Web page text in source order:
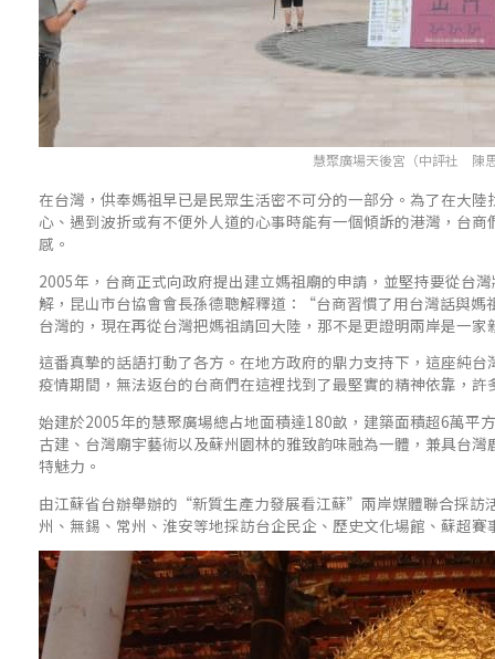
慧聚廣場天後宮（中評社 陳
在台灣，供奉媽祖早已是民眾生活密不可分的一部分。為了在大
心、遇到波折或有不便外人道的心事時能有一個傾訴的港灣，台
感。
2005年，台商正式向政府提出建立媽祖廟的申請，並堅持要從台
解，昆山市台協會會長孫德聰解釋道：“台商習慣了用台灣話與
台灣的，現在再從台灣把媽祖請回大陸，那不是更證明兩岸是一
這番真摯的話語打動了各方。在地方政府的鼎力支持下，這座純
疫情期間，無法返台的台商們在這裡找到了最堅實的精神依靠，
始建於2005年的慧聚廣場總占地面積達180畝，建築面積超6萬平
古建、台灣廟宇藝術以及蘇州園林的雅致韵味融為一體，兼具台
特魅力。
由江蘇省台辦舉辦的“新質生產力發展看江蘇”兩岸媒體聯合採訪
州、無錫、常州、淮安等地採訪台企民企、歷史文化場館、蘇超